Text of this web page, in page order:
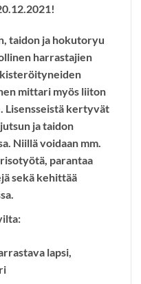
taidon ja hokutoryu
harrastajien
mittari myös liiton
Lisensseistä kertyvät
ja taidon
Niillä voidaan mm.
parantaa
sekä kehittää
lapsi,